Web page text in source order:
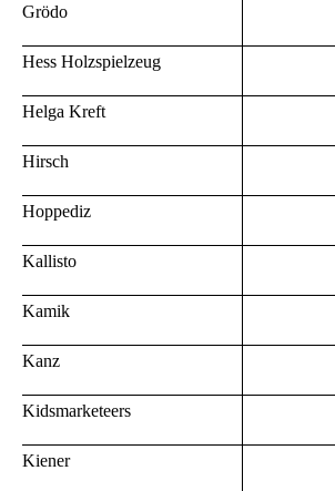
Grödo
Hess Holzspielzeug
Helga Kreft
Hirsch
Hoppediz
Kallisto
Kamik
Kanz
Kidsmarketeers
Kiener